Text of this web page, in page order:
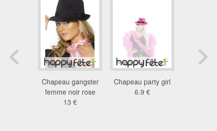
Chapeau gangster
femme noir rose
13 €
Chapeau party girl
6.9 €